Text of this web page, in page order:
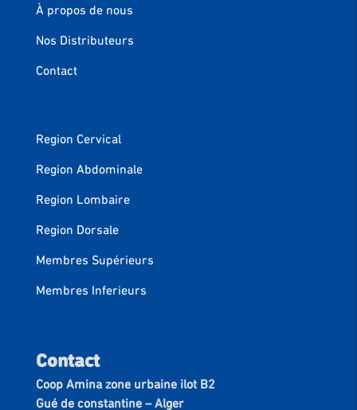
À propos de nous
Nos Distributeurs
Contact
Region Cervical
Region Abdominale
Region Lombaire
Region Dorsale
Membres Supérieurs
Membres Inferieurs
Contact
Coop Amina zone urbaine ilot B2
Gué de constantine – Alger